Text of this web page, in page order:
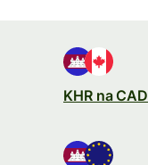
KHR na CAD